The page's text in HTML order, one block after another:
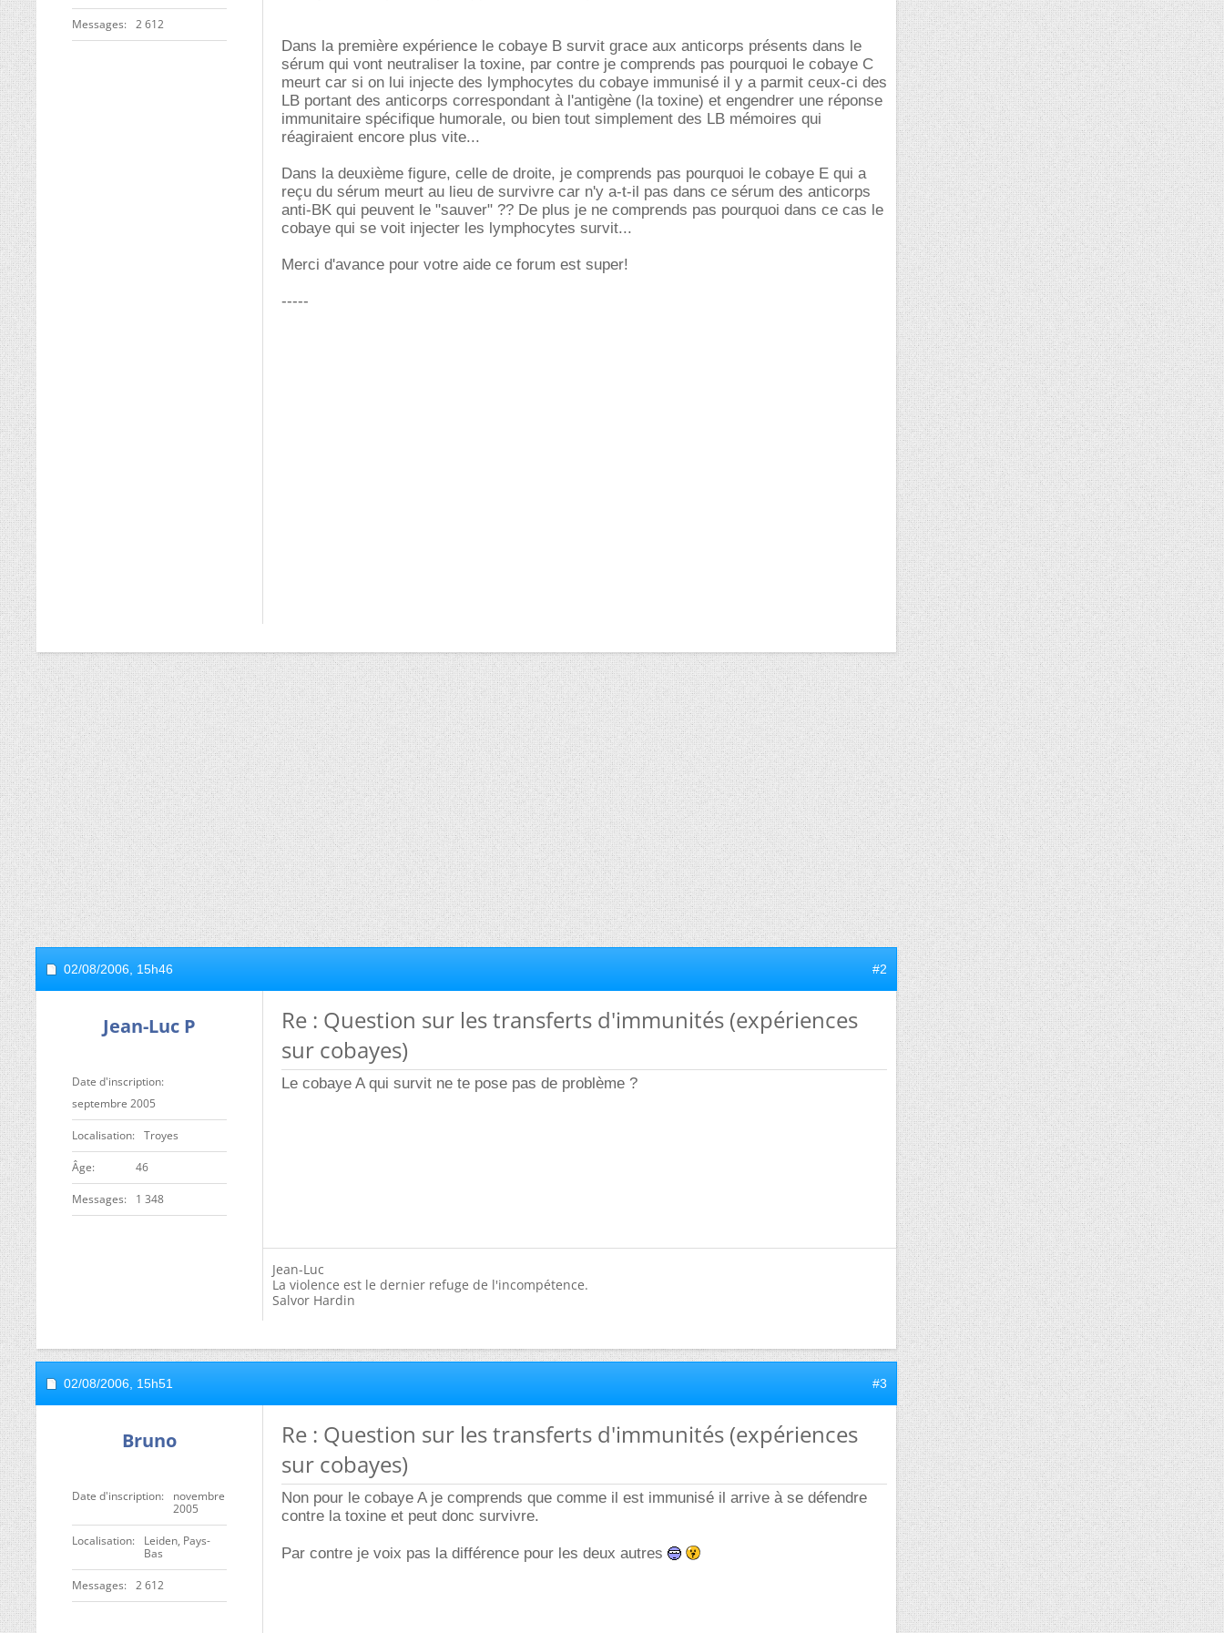
Messages 2 612
Dans la première expérience le cobaye B survit grace aux anticorps présents dans le
sérum qui vont neutraliser la toxine, par contre je comprends pas pourquoi le cobaye C
meurt car si on lui injecte des lymphocytes du cobaye immunisé il y a parmit ceux-ci des
LB portant des anticorps correspondant à l'antigène (la toxine) et engendrer une réponse
immunitaire spécifique humorale, ou bien tout simplement des LB mémoires qui
réagiraient encore plus vite...
Dans la deuxième figure, celle de droite, je comprends pas pourquoi le cobaye E qui a
reçu du sérum meurt au lieu de survivre car n'y a-t-il pas dans ce sérum des anticorps
anti-BK qui peuvent le "sauver" ?? De plus je ne comprends pas pourquoi dans ce cas le
cobaye qui se voit injecter les lymphocytes survit...
Merci d'avance pour votre aide ce forum est super!
-----
02/08/2006, 15h46 #2
Jean-Luc P
Date d'inscription
septembre 2005
Localisation Troyes
ge 46
Messages 1 348
Re : Question sur les transferts d'immunités (expériences
sur cobayes)
Le cobaye A qui survit ne te pose pas de problème ?
Jean-Luc
La violence est le dernier refuge de l'incompétence.
Salvor Hardin
02/08/2006, 15h51 #3
Bruno
Date d'inscription
novembre
2005
Localisation
Leiden, Pays-
Bas
Messages 2 612
Re : Question sur les transferts d'immunités (expériences
sur cobayes)
Non pour le cobaye A je comprends que comme il est immunisé il arrive à se défendre
contre la toxine et peut donc survivre.
Par contre je voix pas la différence pour les deux autres